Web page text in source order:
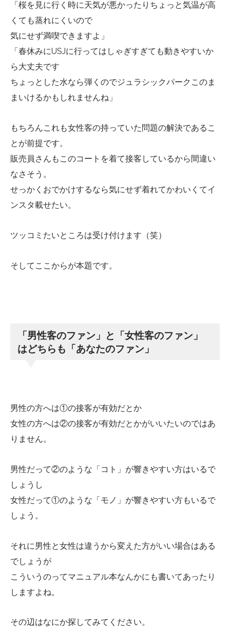
「桜を見に行く時に天気が悪かったりちょっと気温が高
くても蒸れにくいので
気にせず満喫できますよ」
「春休みにUSJに行ってはしゃぎすぎても動きやすいか
ら大丈夫です
ちょっとした水なら弾くのでジュラシックパークこのま
まいけるかもしれませんね」
もちろんこれも女性客の持っていた問題の解決であるこ
とが前提です。
販売員さんもこのコートを着て接客しているから間違い
なさそう。
せっかくおでかけするなら気にせず着れてかわいくてイ
ンスタ載せたい。
ツッコミたいところは受け付けます（笑）
そしてここからが本題です。
「男性客のファン」と「女性客のファン」
はどちらも「あなたのファン」
男性の方へは①の接客が有効だとか
女性の方へは②の接客が有効だとかがいいたいのではあ
りません。
男性だって②のような「コト」が響きやすい方はいるで
しょうし
女性だって①のような「モノ」が響きやすい方もいるで
しょう。
それに男性と女性は違うから変えた方がいい場合はある
でしょうが
こういうのってマニュアル本なんかにも書いてあったり
しますよね。
その辺はなにか探してみてください。